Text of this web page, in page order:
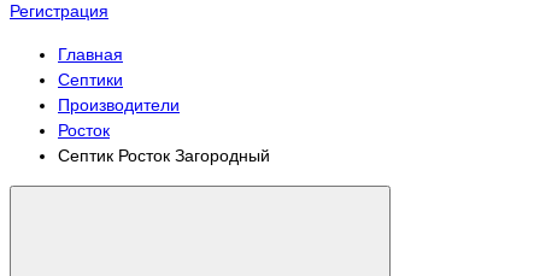
Регистрация
Главная
Септики
Производители
Росток
Септик Росток Загородный